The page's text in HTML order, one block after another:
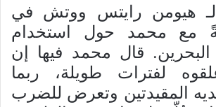
هيومن رايتس ووتش في
مع محمد حول استخدام
قال محمد فيها إن
لفترات طويلة، ربما
المقيدتين وتعرض للضرب